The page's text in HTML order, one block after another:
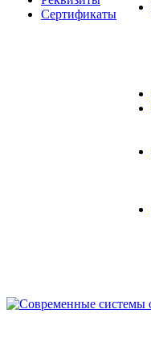
Сертификаты